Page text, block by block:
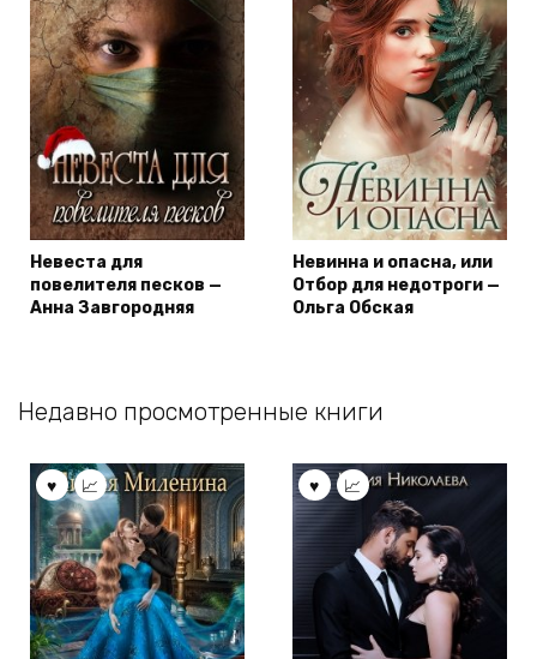
Невеста для
повелителя песков —
Анна Завгородняя
Невинна и опасна, или
Отбор для недотроги —
Ольга Обская
Недавно просмотренные книги